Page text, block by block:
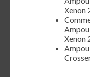
Xenon
Xenon